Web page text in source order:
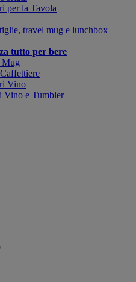
per la Tavola
travel mug e lunchbox
tutto per bere
Mug
Vino
Vino e Tumbler